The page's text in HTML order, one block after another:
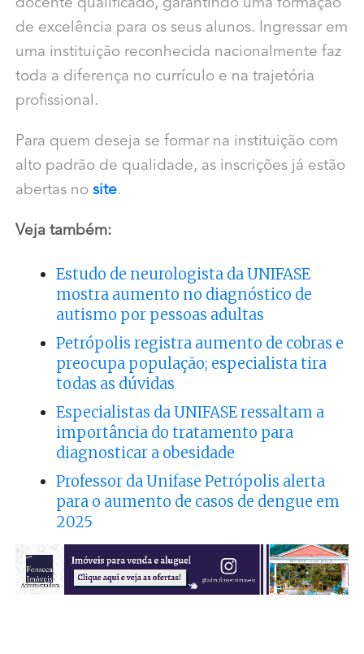
docente qualificado, garantindo uma formação
de excelência para os seus alunos. Ingressar em
uma instituição reconhecida nacionalmente faz
toda a diferença no currículo e na trajetória
profissional.
Para quem deseja se formar na instituição com
alto padrão de qualidade, as inscrições já estão
abertas no site.
Veja também:
Estudo de neurologista da UNIFASE
mostra aumento no diagnóstico de
autismo por pessoas adultas
Petrópolis registra aumento de cobras e
preocupa população; especialista tira
todas as dúvidas
Especialistas da UNIFASE ressaltam a
importância do tratamento para
diagnosticar a obesidade
Professor da Unifase Petrópolis alerta
para o aumento de casos de dengue em
2025